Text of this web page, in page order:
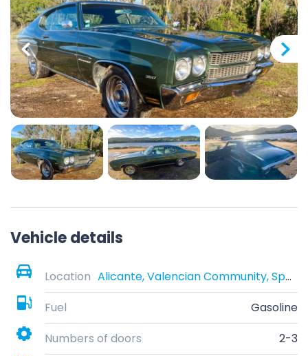
Vehicle details
Location
Alicante, Valencian Community, Spain
Fuel
Gasoline
Numbers of doors
2-3